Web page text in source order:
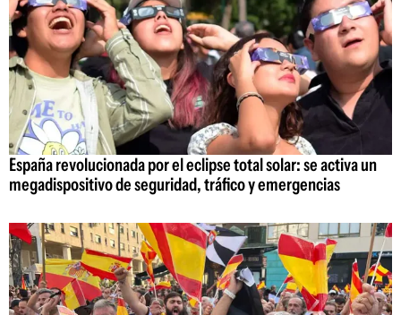
España revolucionada por el eclipse total solar: se activa un
megadispositivo de seguridad, tráfico y emergencias